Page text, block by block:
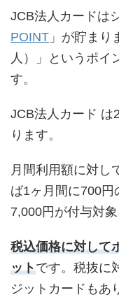
JCB法人カードは
POINT 」が貯まり
人）」というポイ
す。
JCB法人カード は
ります。
月間利用額に対し
ば1ヶ月間に700円
7,000円が付与対象
税込価格に対して
ットです。税抜に
ジットカードもあ